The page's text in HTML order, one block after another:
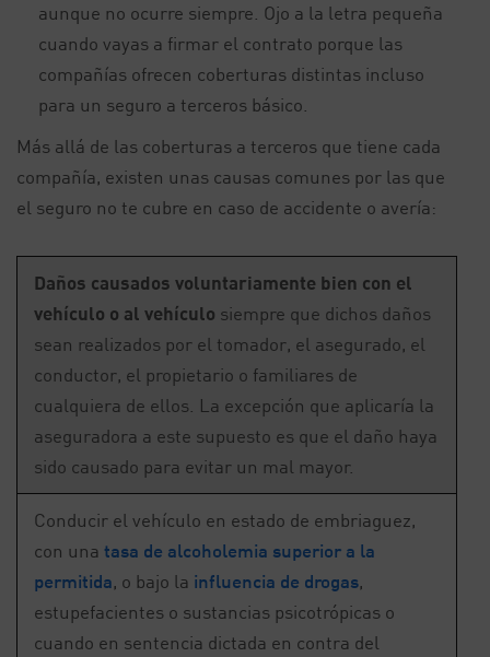
aunque no ocurre siempre. Ojo a la letra pequeña
cuando vayas a firmar el contrato porque las
compañías ofrecen coberturas distintas incluso
para un seguro a terceros básico.
Más allá de las coberturas a terceros que tiene cada
compañía, existen unas causas comunes por las que
el seguro no te cubre en caso de accidente o avería:
Daños causados voluntariamente bien con el
vehículo o al vehículo siempre que dichos daños
sean realizados por el tomador, el asegurado, el
conductor, el propietario o familiares de
cualquiera de ellos. La excepción que aplicaría la
aseguradora a este supuesto es que el daño haya
sido causado para evitar un mal mayor.
Conducir el vehículo en estado de embriaguez,
con una tasa de alcoholemia superior a la
permitida, o bajo la influencia de drogas,
estupefacientes o sustancias psicotrópicas o
cuando en sentencia dictada en contra del